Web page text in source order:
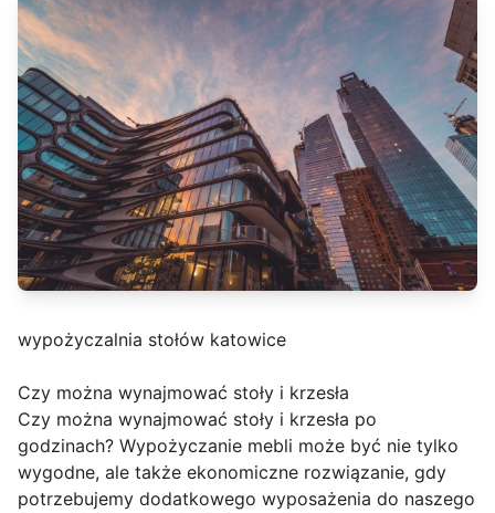
wypożyczalnia stołów katowice
Czy można wynajmować stoły i krzesła
Czy można wynajmować stoły i krzesła po
godzinach? Wypożyczanie mebli może być nie tylko
wygodne, ale także ekonomiczne rozwiązanie, gdy
potrzebujemy dodatkowego wyposażenia do naszego